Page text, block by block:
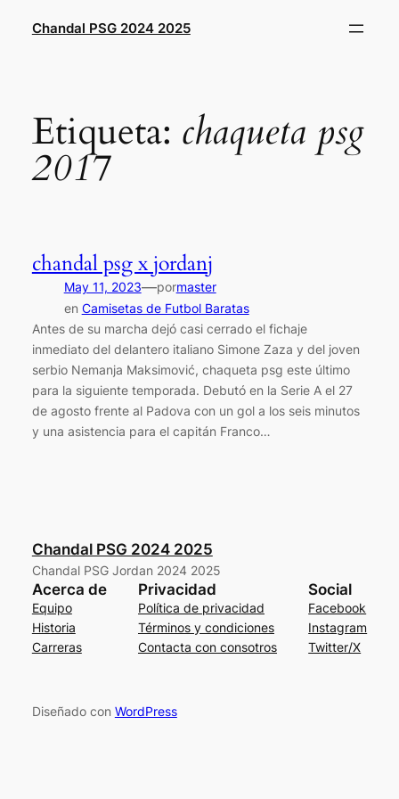
Chandal PSG 2024 2025
Etiqueta: chaqueta psg
2017
chandal psg x jordanj
May 11, 2023—pormaster
en Camisetas de Futbol Baratas
Antes de su marcha dejó casi cerrado el fichaje
inmediato del delantero italiano Simone Zaza y del joven
serbio Nemanja Maksimović, chaqueta psg este último
para la siguiente temporada. Debutó en la Serie A el 27
de agosto frente al Padova con un gol a los seis minutos
y una asistencia para el capitán Franco…
Chandal PSG 2024 2025
Chandal PSG Jordan 2024 2025
Acerca de
Equipo
Historia
Carreras
Privacidad
Política de privacidad
Términos y condiciones
Contacta con consotros
Social
Facebook
Instagram
Twitter/X
Diseñado con WordPress